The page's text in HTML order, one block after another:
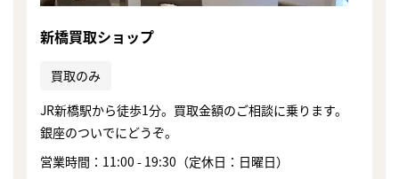
新橋買取ショップ
買取のみ
JR新橋駅から徒歩1分。買取金額のご相談に乗ります。
銀座のついでにどうぞ。
営業時間：11:00 - 19:30（定休日：日曜日）
かんたん30秒でお試し査定